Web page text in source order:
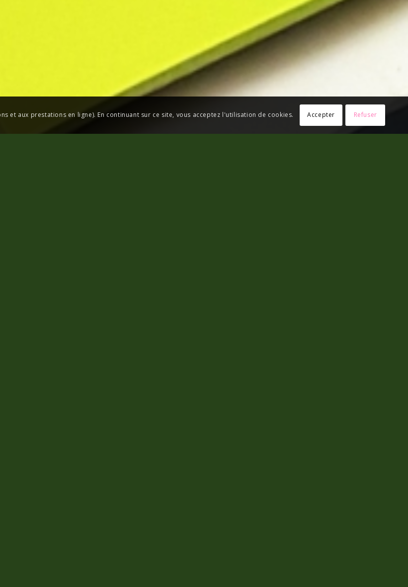
et aux prestations en ligne). En continuant sur ce site, vous acceptez l'utilisation de cookies. Accepter Refuser